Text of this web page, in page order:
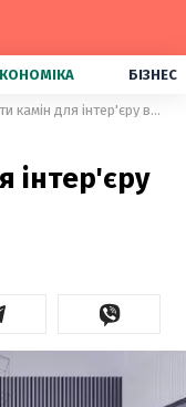
БІЗНЕС
Як вибрати камін для інтер'єру в стилі Hi-Tech
інтер'єру